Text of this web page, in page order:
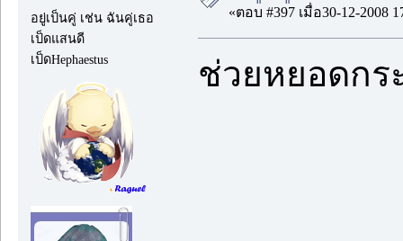
อยู่เป็นคู่ เช่น ฉันคู่เธอ
เป็ดแสนดี
เป็ดHephaestus
«ตอบ #397 เมื่อ30-12-2008
ช่วยหยอดกร